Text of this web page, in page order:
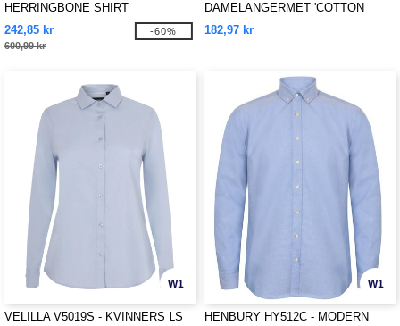
HERRINGBONE SHIRT
242,85 kr
600,99 kr
-60%
DAMELANGERMET 'COTTON
FEEL' COOLPLUS® SKJORTE
182,97 kr
W1
VELILLA V5019S - KVINNERS LS
W1
HENBURY HY512C - MODERN